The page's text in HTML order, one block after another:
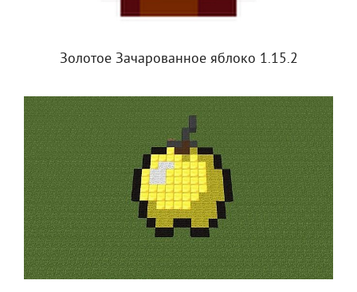
Золотое Зачарованное яблоко 1.15.2